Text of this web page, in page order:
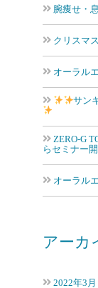
腕痩せ・
クリスマ
オーラル
サン
ZERO-G
らセミナー
オーラル
アーカ
2022年3月